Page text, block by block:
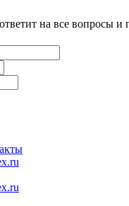
на все вопросы